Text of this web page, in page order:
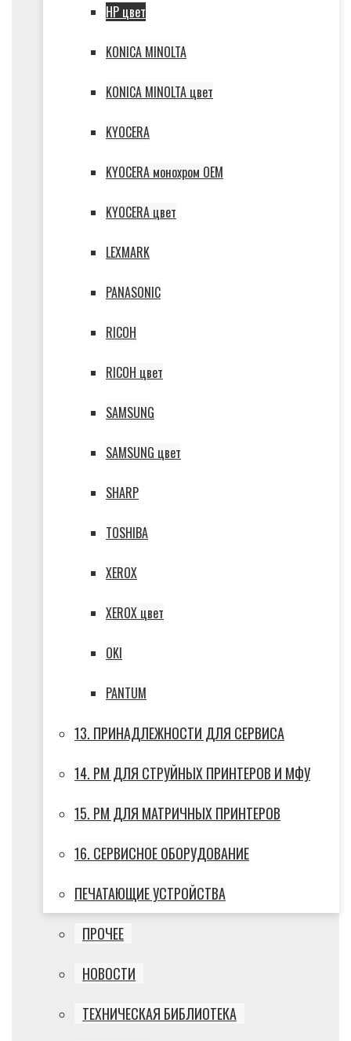
HP цвет
KONICA MINOLTA
KONICA MINOLTA цвет
KYOCERA
KYOCERA монохром OEM
KYOCERA цвет
LEXMARK
PANASONIC
RICOH
RICOH цвет
SAMSUNG
SAMSUNG цвет
SHARP
TOSHIBA
XEROX
XEROX цвет
OKI
PANTUM
13. ПРИНАДЛЕЖНОСТИ ДЛЯ СЕРВИСА
14. РМ ДЛЯ СТРУЙНЫХ ПРИНТЕРОВ И МФУ
15. РМ ДЛЯ МАТРИЧНЫХ ПРИНТЕРОВ
16. СЕРВИСНОЕ ОБОРУДОВАНИЕ
ПЕЧАТАЮЩИЕ УСТРОЙСТВА
ПРОЧЕЕ
НОВОСТИ
ТЕХНИЧЕСКАЯ БИБЛИОТЕКА